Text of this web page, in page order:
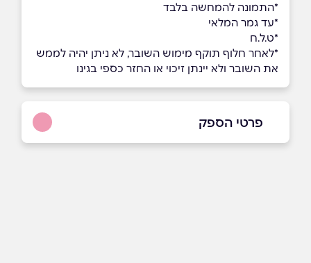
*התמונה להמחשה בלבד
*עד גמר המלאי
*ט.ל.ח
*לאחר חלוף תוקף מימוש השובר, לא ניתן יהיה לממש
את השובר ולא יינתן זיכוי או החזר כספי בגינו
פרטי הספק